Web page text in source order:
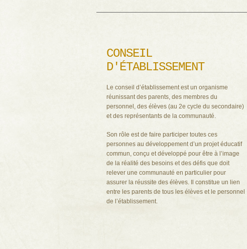
CONSEIL
D'ÉTABLISSEMENT
Le conseil d’établissement est un organisme
réunissant des parents, des membres du
personnel, des élèves (au 2e cycle du secondaire)
et des représentants de la communauté.
Son rôle est de faire participer toutes ces
personnes au développement d’un projet éducatif
commun, conçu et développé pour être à l’image
de la réalité des besoins et des défis que doit
relever une communauté en particulier pour
assurer la réussite des élèves. Il constitue un lien
entre les parents de tous les élèves et le personnel
de l’établissement.